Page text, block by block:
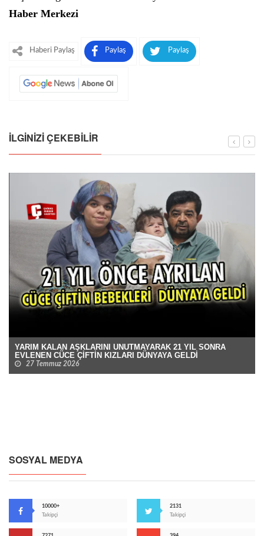
Haber Merkezi
Haberi Paylaş Paylaş Paylaş
İLGINIZI ÇEKEBILIR
YARIM KALAN AŞKLARINI UNUTMAYARAK 21 YIL SONRA
EVLENEN CÜCE ÇİFTİN KIZLARI DÜNYAYA GELDİ
27 Temmuz 2026
SOSYAL MEDYA
10000+
Takipçi
2131
Takipçi